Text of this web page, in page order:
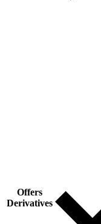
Offers
Derivatives